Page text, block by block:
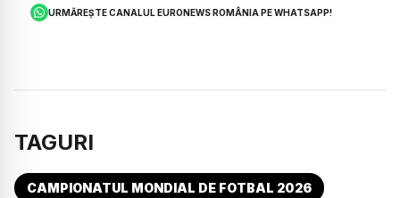
URMĂREȘTE CANALUL EURONEWS ROMÂNIA PE WHATSAPP!
TAGURI
CAMPIONATUL MONDIAL DE FOTBAL 2026